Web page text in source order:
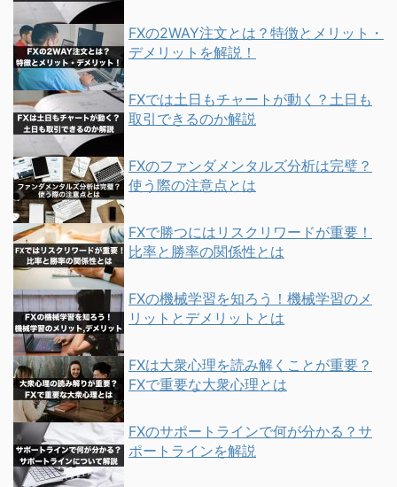
FXの2WAY注文とは？特徴とメリット・
デメリットを解説！
FXでは土日もチャートが動く？土日も
取引できるのか解説
FXのファンダメンタルズ分析は完璧？
使う際の注意点とは
FXで勝つにはリスクリワードが重要！
比率と勝率の関係性とは
FXの機械学習を知ろう！機械学習のメ
リットとデメリットとは
FXは大衆心理を読み解くことが重要？
FXで重要な大衆心理とは
FXのサポートラインで何が分かる？サ
ポートラインを解説